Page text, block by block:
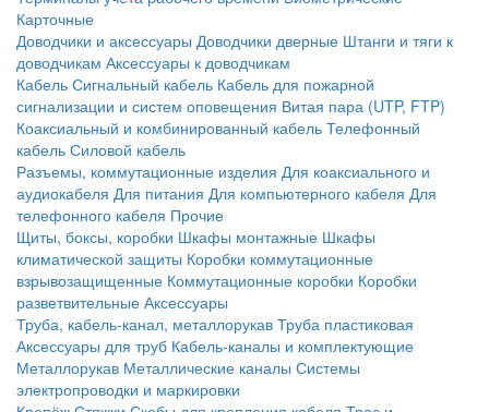
Карточные
Доводчики и аксессуары Доводчики дверные Штанги и тяги к
доводчикам Аксессуары к доводчикам
Кабель Сигнальный кабель Кабель для пожарной
сигнализации и систем оповещения Витая пара (UTP, FTP)
Коаксиальный и комбинированный кабель Телефонный
кабель Силовой кабель
Разъемы, коммутационные изделия Для коаксиального и
аудиокабеля Для питания Для компьютерного кабеля Для
телефонного кабеля Прочие
Щиты, боксы, коробки Шкафы монтажные Шкафы
климатической защиты Коробки коммутационные
взрывозащищенные Коммутационные коробки Коробки
разветвительные Аксессуары
Труба, кабель-канал, металлорукав Труба пластиковая
Аксессуары для труб Кабель-каналы и комплектующие
Металлорукав Металлические каналы Системы
электропроводки и маркировки